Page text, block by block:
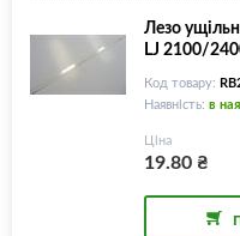
Лезо
LJ 2100/
Код товару:
Наявність: в
Ціна
19.80₴